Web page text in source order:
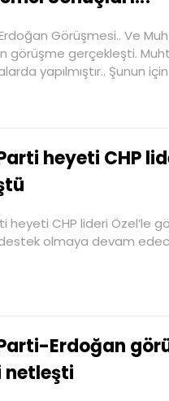
Görüşmesi.. Ve
görüşme gerçekleşti.
yapılmıştır.. Şunun için
heyeti CHP
heyeti CHP lideri Özel’le
olmaya devam
Erdoğan
netleşti